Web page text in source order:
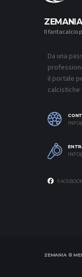
ZEMANIA
Il fantacalcio
Da una
il portale
calcistiche
ZEMANIA ©